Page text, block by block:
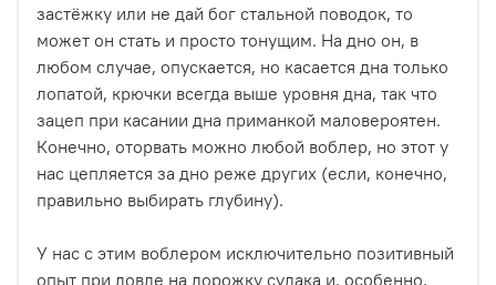
застёжку или не дай бог стальной поводок, то
может он стать и просто тонущим. На дно он, в
любом случае, опускается, но касается дна только
лопатой, крючки всегда выше уровня дна, так что
зацеп при касании дна приманкой маловероятен.
Конечно, оторвать можно любой воблер, но этот у
нас цепляется за дно реже других (если, конечно,
правильно выбирать глубину).
У нас с этим воблером исключительно позитивный
опыт при ловле на дорожку судака и, особенно,